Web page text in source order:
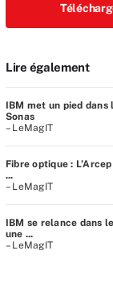
Lire également
IBM met un pied
Sonas
– LeMagIT
Fibre optique :
...
– LeMagIT
IBM se relance dans
une ...
– LeMagIT